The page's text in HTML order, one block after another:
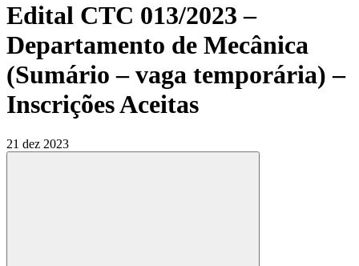
Edital CTC 013/2023 –
Departamento de Mecânica
(Sumário – vaga temporária) –
Inscrições Aceitas
21 dez 2023